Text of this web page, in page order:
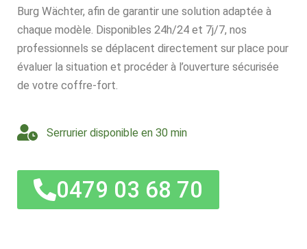
Burg Wächter, afin de garantir une solution adaptée à
chaque modèle. Disponibles 24h/24 et 7j/7, nos
professionnels se déplacent directement sur place pour
évaluer la situation et procéder à l’ouverture sécurisée
de votre coffre-fort.
Serrurier disponible en 30 min
0479 03 68 70